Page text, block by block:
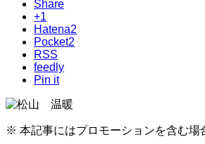
Share
+1
Hatena2
Pocket2
RSS
feedly
Pin it
※ 本記事にはプロモーションを含む場